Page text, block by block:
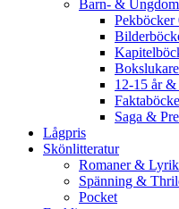
Barn- & Ungdom
Pekböcker
12-15 år
Saga &
Lågpris
Skönlitteratur
Romaner & Lyrik
Spänning &
Pocket